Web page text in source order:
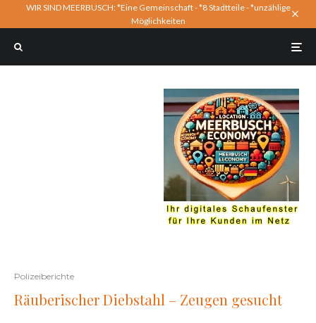
WIR SIND MEERBUSCH: *Eine Gemeinschaft - *8 Stadtteile - *unzählige
Möglichkeiten
Polizeiberichte
Räuberischer Diebstahl – Zeugen gesucht